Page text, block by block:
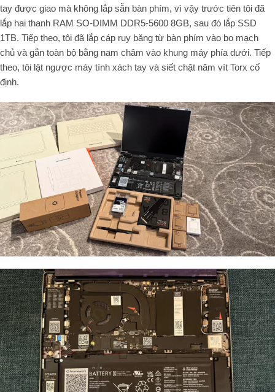
tay được giao mà không lắp sẵn bàn phím, vì vậy trước tiên tôi đã
lắp hai thanh RAM SO-DIMM DDR5-5600 8GB, sau đó lắp SSD
1TB. Tiếp theo, tôi đã lắp cáp ruy băng từ bàn phím vào bo mạch
chủ và gắn toàn bộ bằng nam châm vào khung máy phía dưới. Tiếp
theo, tôi lật ngược máy tính xách tay và siết chặt năm vít Torx cố
định.